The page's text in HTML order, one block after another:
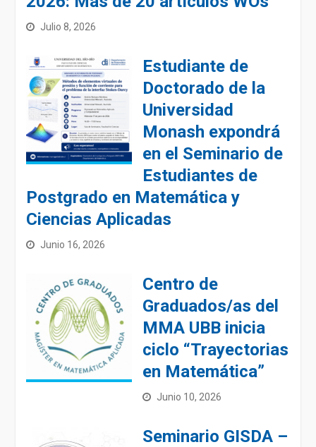
Julio 8, 2026
Estudiante de
Doctorado de la
Universidad
Monash expondrá
en el Seminario de
Estudiantes de
Postgrado en Matemática y
Ciencias Aplicadas
Junio 16, 2026
Centro de
Graduados/as del
MMA UBB inicia
ciclo “Trayectorias
en Matemática”
Junio 10, 2026
Seminario GISDA –